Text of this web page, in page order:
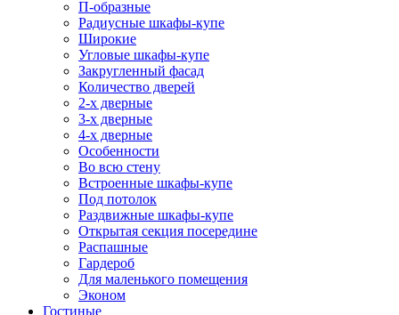
П-образные
Радиусные шкафы-купе
Широкие
Угловые шкафы-купе
Закругленный фасад
Количество дверей
2-х дверные
3-х дверные
4-х дверные
Особенности
Во всю стену
Встроенные шкафы-купе
Под потолок
Раздвижные шкафы-купе
Открытая секция посередине
Распашные
Гардероб
Для маленького помещения
Эконом
Гостиные